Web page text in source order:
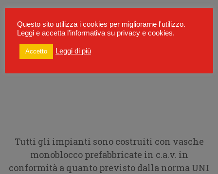
Tutti gli impianti sono costruiti con vasche
monoblocco prefabbricate in c.a.v. in
conformità a quanto previsto dalla norma UNI
Questo sito utilizza i cookies per migliorarne l'utilizzo.
Leggi e accetta l'informativa su privacy e cookies.
Accetto Leggi di più